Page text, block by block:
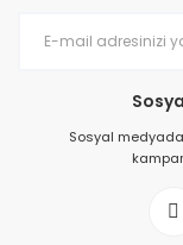
Sosyal